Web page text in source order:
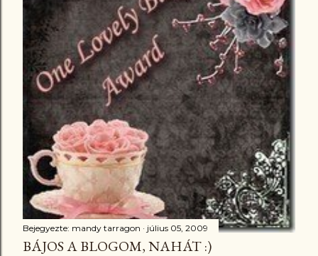
Bejegyezte: mandy tarragon július 05, 2009
BÁJOS A BLOGOM, NAHÁT :)